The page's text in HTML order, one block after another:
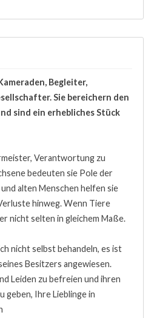
Begleiter,
Sie bereichern den
sind ein erhebliches Stück
Verantwortung zu
bedeuten sie Pole der
alten Menschen helfen sie
hinweg. Wenn Tiere
nicht selten in gleichem Maße.
nicht selbst behandeln, es ist
Besitzers angewiesen.
Leiden zu befreien und ihren
geben, Ihre Lieblinge in